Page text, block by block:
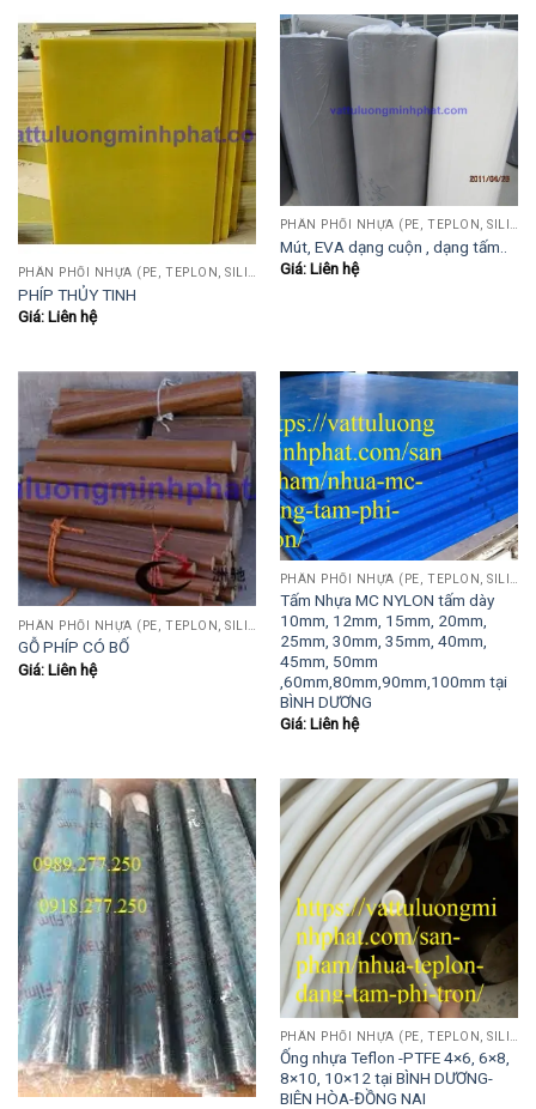
PHÂN PHỐI NHỰA (PE, TEPLON, SILICON, PHÍP CÁCH ĐIỆN, POM...)
PHÍP THỦY TINH
Giá: Liên hệ
PHÂN PHỐI NHỰA (PE, TEPLON, SILICON, PHÍP CÁCH ĐIỆN, POM...)
Mút, EVA dạng cuộn , dạng tấm..
Giá: Liên hệ
GỖ PHÍP CÓ BỐ
Giá: Liên hệ
PHÂN PHỐI NHỰA (PE, TEPLON, SILICON, PHÍP CÁCH ĐIỆN, POM...)
Tấm Nhựa MC NYLON tấm dày
10mm, 12mm, 15mm, 20mm,
25mm, 30mm, 35mm, 40mm,
45mm, 50mm
,60mm,80mm,90mm,100mm tại
BÌNH DƯƠNG
Giá: Liên hệ
Ống nhựa Teflon -PTFE 4×6, 6×8,
8×10, 10×12 tại BÌNH DƯƠNG-
BIÊN HÒA-ĐỒNG NAI